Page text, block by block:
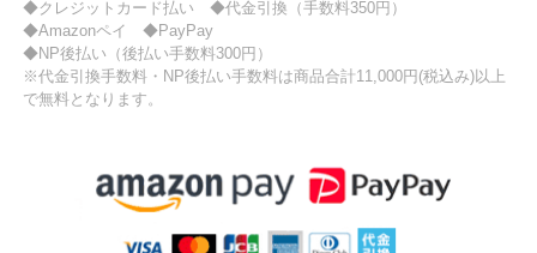
◆クレジットカード払い ◆代金引換（手数料350円）
◆Amazonペイ ◆PayPay
◆NP後払い（後払い手数料300円）
※代金引換手数料・NP後払い手数料は商品合計11,000円(税込み)以上
で無料となります。